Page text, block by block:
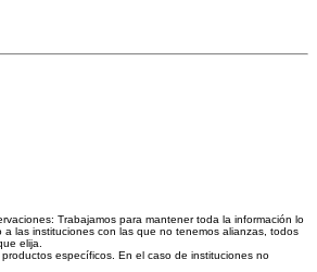
Trabajamos para mantener toda la información lo
las instituciones con las que no tenemos alianzas, todos
elija.
específicos. En el caso de instituciones no